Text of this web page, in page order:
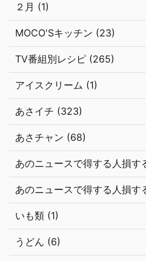
２月 (1)
MOCO'Sキッチン (23)
TV番組別レシピ (265)
アイスクリーム (1)
あさイチ (323)
あさチャン (68)
あのニュースで得する人損す
あのニュースで得する人損す
いも類 (1)
うどん (6)